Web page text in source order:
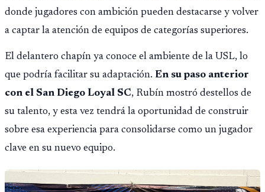
donde jugadores con ambición pueden destacarse y volver
a captar la atención de equipos de categorías superiores.
El delantero chapín ya conoce el ambiente de la USL, lo
que podría facilitar su adaptación. En su paso anterior
con el San Diego Loyal SC, Rubín mostró destellos de
su talento, y esta vez tendrá la oportunidad de construir
sobre esa experiencia para consolidarse como un jugador
clave en su nuevo equipo.